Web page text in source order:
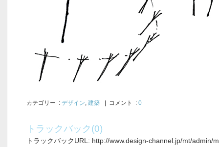
カテゴリー : デザイン, 建築 | コメント : 0
トラックバック(0)
トラックバックURL: http://www.design-channel.jp/mt/admin/